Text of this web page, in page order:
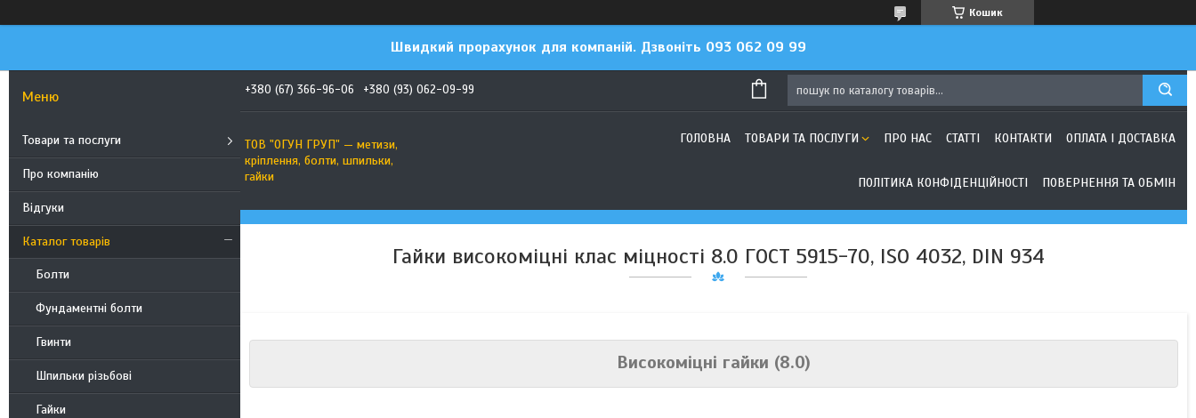
Кошик
Швидкий прорахунок для компаній. Дзвоніть 093 062 09 99
Товари та послуги
Про компанію
Відгуки
Каталог товарів
Болти
Фундаментні болти
Гвинти
Шпильки різьбові
Гайки
+380 (67) 366-96-06 +380 (93) 062-09-99
ТОВ "ОГУН ГРУП" — метизи,
кріплення, болти, шпильки,
гайки
ГОЛОВНА ТОВАРИ ТА ПОСЛУГИ ПРО НАС СТАТТІ КОНТАКТИ ОПЛАТА І ДОСТАВКА
ПОЛІТИКА КОНФІДЕНЦІЙНОСТІ ПОВЕРНЕННЯ ТА ОБМІН
Гайки високоміцні клас міцності 8.0 ГОСТ 5915-70, ISO 4032, DIN 934
Високоміцні гайки (8.0)